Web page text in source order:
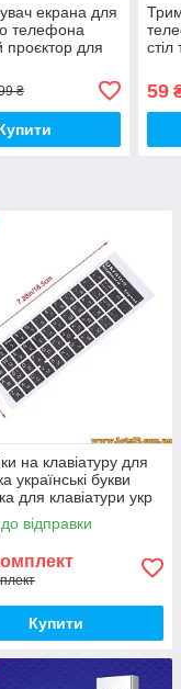
екрана для
телефона
проєктор для
₴ 59
на клавіатуру для
українські букви
для клавіатури укр
російська з
буквами букви
відправки
Купити